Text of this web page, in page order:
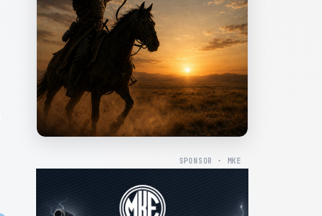
SPONSOR · MKE